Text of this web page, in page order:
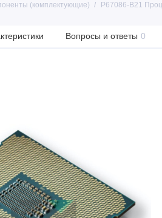
(комплектующие) P67086-B21
Вопросы и ответы 0